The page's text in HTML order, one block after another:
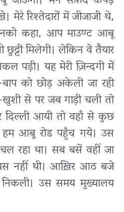
रिश्तेदारों में जीजाजी थे,
कहा, आप माउण्ट आबू
मिलेगी। लेकिन वे तैयार
पड़ी। यह मेरी ज़िन्दगी में
को छोड़ अकेली जा रही
से पर जब गाड़ी चली तो
दिल्ली आयी तो वहाँ से कुछ
आबू रोड पहुँच गये। उस
रहा था। सब बसें वहीं जा
नहीं थी। आख़िर आठ बजे
उस समय मुख्यालय